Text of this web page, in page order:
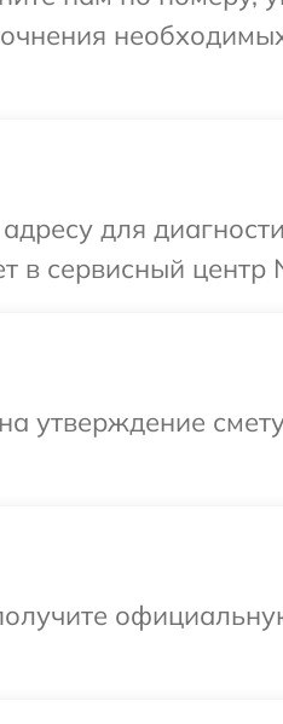
для
в сервисный центр
утверждение